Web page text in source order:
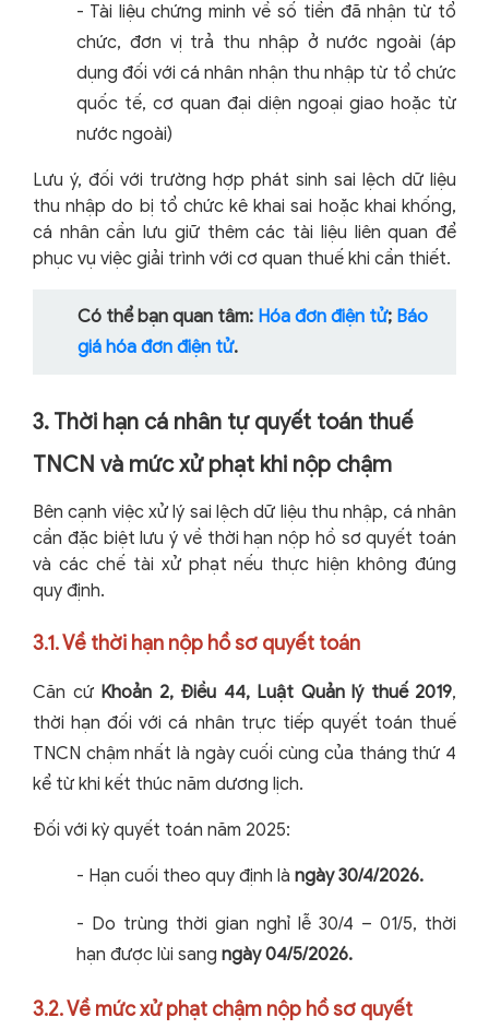
- Tài liệu chứng minh về số tiền đã nhận từ tổ
chức, đơn vị trả thu nhập ở nước ngoài (áp
dụng đối với cá nhân nhận thu nhập từ tổ chức
quốc tế, cơ quan đại diện ngoại giao hoặc từ
nước ngoài)
Lưu ý, đối với trường hợp phát sinh sai lệch dữ liệu
thu nhập do bị tổ chức kê khai sai hoặc khai khống,
cá nhân cần lưu giữ thêm các tài liệu liên quan để
phục vụ việc giải trình với cơ quan thuế khi cần thiết.
Có thể bạn quan tâm: Hóa đơn điện tử; Báo
giá hóa đơn điện tử.
3. Thời hạn cá nhân tự quyết toán thuế
TNCN và mức xử phạt khi nộp chậm
Bên cạnh việc xử lý sai lệch dữ liệu thu nhập, cá nhân
cần đặc biệt lưu ý về thời hạn nộp hồ sơ quyết toán
và các chế tài xử phạt nếu thực hiện không đúng
quy định.
3.1. Về thời hạn nộp hồ sơ quyết toán
Căn cứ Khoản 2, Điều 44, Luật Quản lý thuế 2019,
thời hạn đối với cá nhân trực tiếp quyết toán thuế
TNCN chậm nhất là ngày cuối cùng của tháng thứ 4
kể từ khi kết thúc năm dương lịch.
Đối với kỳ quyết toán năm 2025:
- Hạn cuối theo quy định là ngày 30/4/2026.
- Do trùng thời gian nghỉ lễ 30/4 – 01/5, thời
hạn được lùi sang ngày 04/5/2026.
3.2. Về mức xử phạt chậm nộp hồ sơ quyết